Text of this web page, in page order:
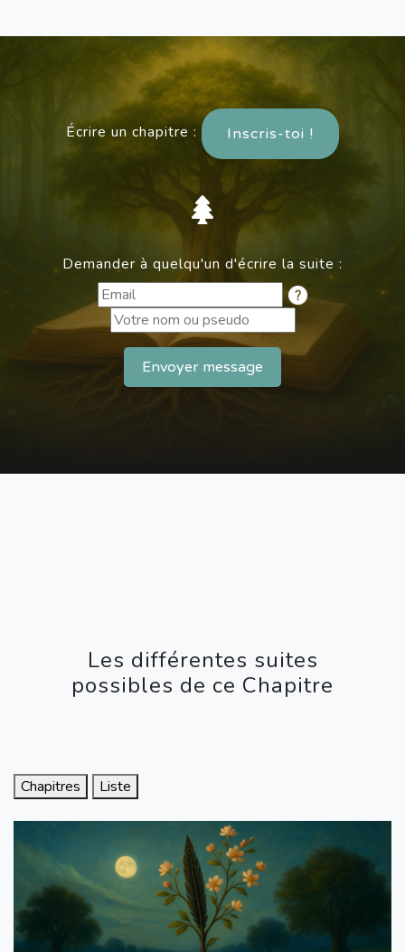
Écrire un chapitre : Inscris-toi !
Demander à quelqu'un d'écrire la suite :
Envoyer message
Les différentes suites
possibles de ce Chapitre
Chapitres Liste